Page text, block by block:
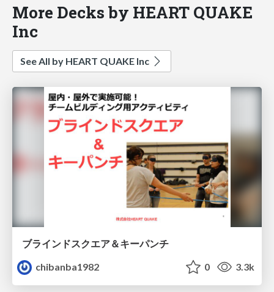
More Decks by HEART QUAKE
Inc
See All by HEART QUAKE Inc
ブラインドスクエア＆キーパンチ
chibanba1982
0 3.3k